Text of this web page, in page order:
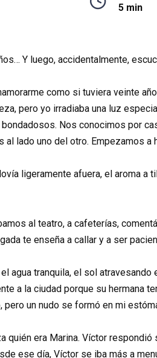
5 min
Y luego, accidentalmente,
como si tuviera veinte
pero yo irradiaba una luz
Nos conocimos por
al lado uno del otro. Empezamos
ligeramente afuera, el aroma
al teatro, a cafeterías,
te enseña a callar y a ser
agua tranquila, el sol
a la ciudad porque su hermana
pero un nudo se formó en mi
quién era Marina. Víctor
ese día, Víctor se iba más a